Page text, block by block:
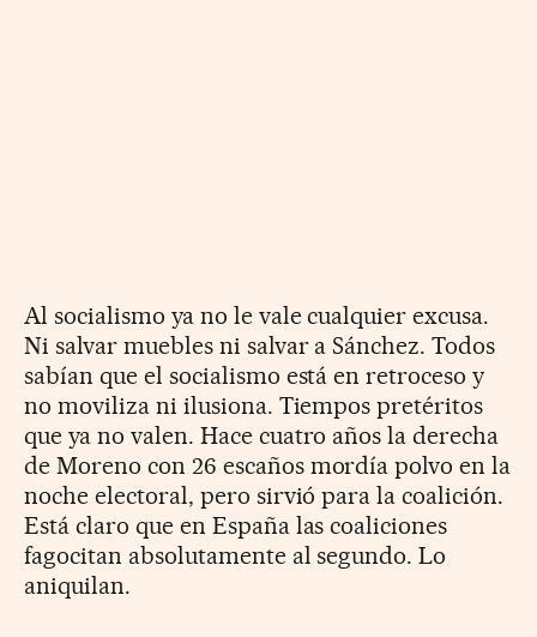
Al socialismo ya no le vale cualquier excusa.
Ni salvar muebles ni salvar a Sánchez. Todos
sabían que el socialismo está en retroceso y
no moviliza ni ilusiona. Tiempos pretéritos
que ya no valen. Hace cuatro años la derecha
de Moreno con 26 escaños mordía polvo en la
noche electoral, pero sirvió para la coalición.
Está claro que en España las coaliciones
fagocitan absolutamente al segundo. Lo
aniquilan.